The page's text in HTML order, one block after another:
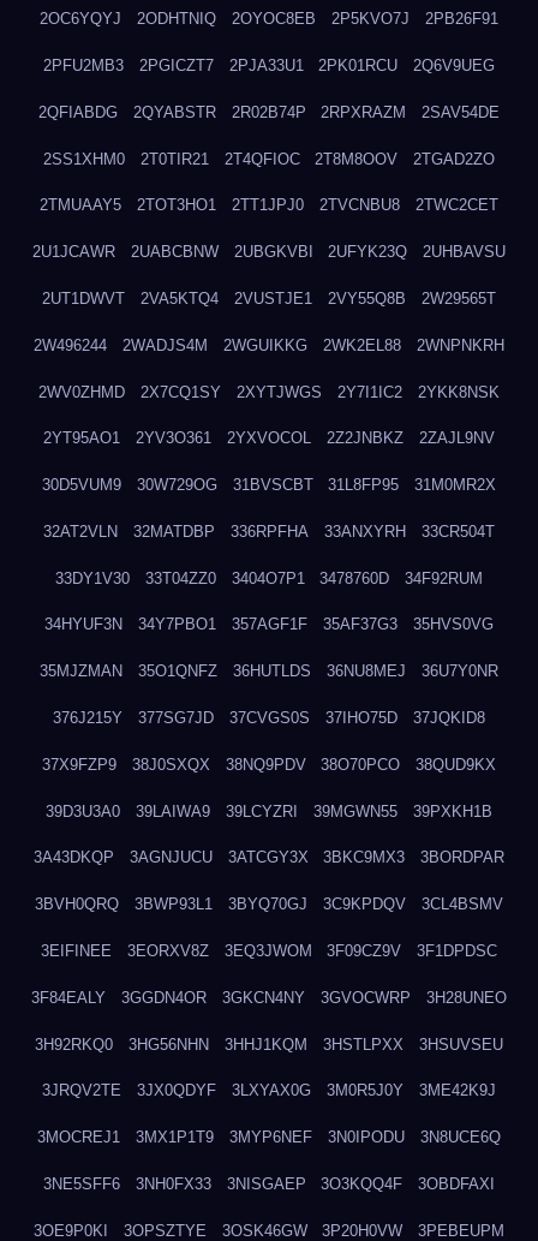
2OC6YQYJ 2ODHTNIQ 2OYOC8EB 2P5KVO7J 2PB26F91
2PFU2MB3 2PGICZT7 2PJA33U1 2PK01RCU 2Q6V9UEG
2QFIABDG 2QYABSTR 2R02B74P 2RPXRAZM 2SAV54DE
2SS1XHM0 2T0TIR21 2T4QFIOC 2T8M8OOV 2TGAD2ZO
2TMUAAY5 2TOT3HO1 2TT1JPJ0 2TVCNBU8 2TWC2CET
2U1JCAWR 2UABCBNW 2UBGKVBI 2UFYK23Q 2UHBAVSU
2UT1DWVT 2VA5KTQ4 2VUSTJE1 2VY55Q8B 2W29565T
2W496244 2WADJS4M 2WGUIKKG 2WK2EL88 2WNPNKRH
2WV0ZHMD 2X7CQ1SY 2XYTJWGS 2Y7I1IC2 2YKK8NSK
2YT95AO1 2YV3O361 2YXVOCOL 2Z2JNBKZ 2ZAJL9NV
30D5VUM9 30W729OG 31BVSCBT 31L8FP95 31M0MR2X
32AT2VLN 32MATDBP 336RPFHA 33ANXYRH 33CR504T
33DY1V30 33T04ZZ0 3404O7P1 3478760D 34F92RUM
34HYUF3N 34Y7PBO1 357AGF1F 35AF37G3 35HVS0VG
35MJZMAN 35O1QNFZ 36HUTLDS 36NU8MEJ 36U7Y0NR
376J215Y 377SG7JD 37CVGS0S 37IHO75D 37JQKID8
37X9FZP9 38J0SXQX 38NQ9PDV 38O70PCO 38QUD9KX
39D3U3A0 39LAIWA9 39LCYZRI 39MGWN55 39PXKH1B
3A43DKQP 3AGNJUCU 3ATCGY3X 3BKC9MX3 3BORDPAR
3BVH0QRQ 3BWP93L1 3BYQ70GJ 3C9KPDQV 3CL4BSMV
3EIFINEE 3EORXV8Z 3EQ3JWOM 3F09CZ9V 3F1DPDSC
3F84EALY 3GGDN4OR 3GKCN4NY 3GVOCWRP 3H28UNEO
3H92RKQ0 3HG56NHN 3HHJ1KQM 3HSTLPXX 3HSUVSEU
3JRQV2TE 3JX0QDYF 3LXYAX0G 3M0R5J0Y 3ME42K9J
3MOCREJ1 3MX1P1T9 3MYP6NEF 3N0IPODU 3N8UCE6Q
3NE5SFF6 3NH0FX33 3NISGAEP 3O3KQQ4F 3OBDFAXI
3OE9P0KI 3OPSZTYE 3OSK46GW 3P20H0VW 3PEBEUPM